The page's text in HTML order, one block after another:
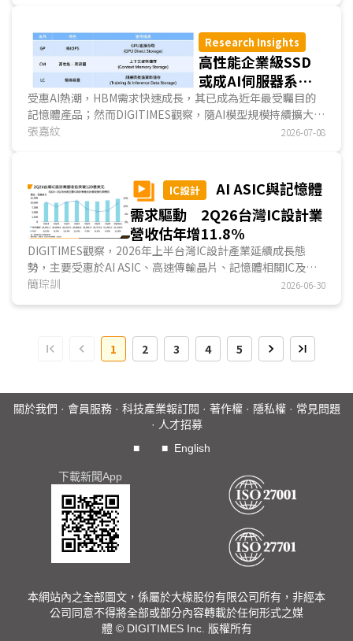
局。...
Research Insights
高性能企業級SSD
或成AI伺服器系統
性能提升關鍵 穩
定DRAM來源成為
SSD業者另一課題
受惠AI熱潮，HBM需求快速成長，其已成為近年最受矚目的
記憶體產品；然而DIGITIMES觀察，隨AI模型規模持續擴大、
數據量快速增加，緩解HBM運算端的暫存瓶頸成為重要課
系統所需的HBM成本。有鑑於此，SSD有望成為下一受矚目
的產品，也為NAND Flash迎來新的成長契機，其中，僅布局
NAND Flash事業的鎧俠(Kioxia)近來發展動態明顯積極。...
張嘉紋 2026-07-08
IC設計
AI ASIC與記憶體
需求驅動 2Q26台灣IC設計業
營收估年增11.8%
DIGITIMES觀察，2026年上半台灣IC設計產業延續成長態
勢，主要受惠於AI ASIC、高速傳輸晶片、記憶體相關IC及顯
示驅動IC需求增溫。產業成長動能高度集中於少數巨頭，前十
ASIC專案放量、記憶體相關IC需求持續強勁，以及顯示驅動IC
市場回溫帶動下，台灣IC設計業者合計營收可望突破120億美
元，年增11.8%。...
簡琮訓 2026-06-30
1 2 3 4 5
關於我們 · 會員服務· 科技產業報訂閱 · 著作權· 隱私權· 常見問題
· 人才招募
■
■ English
下載新聞App
本網站內之全部圖文，係屬於大椽股份有限公司所有，非經本
公司同意不得將全部或部分內容轉載於任何形式之媒
體 © DIGITIMES Inc. 版權所有